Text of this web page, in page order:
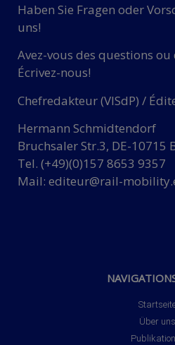
Haben Sie Fragen oder
uns!
Avez-vous des questions ou
Écrivez-nous!
Chefredakteur (VISdP) /
Hermann Schmidtendorf
Bruchsaler Str.3, DE-10715
Tel. (+49)(0)157 8653 9357
Mail: editeur@rail-
Über uns